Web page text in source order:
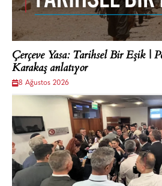
Çerçeve Yasa: Tarihsel Bir Eşik |
Karakaş anlatıyor
8 Ağustos 2026